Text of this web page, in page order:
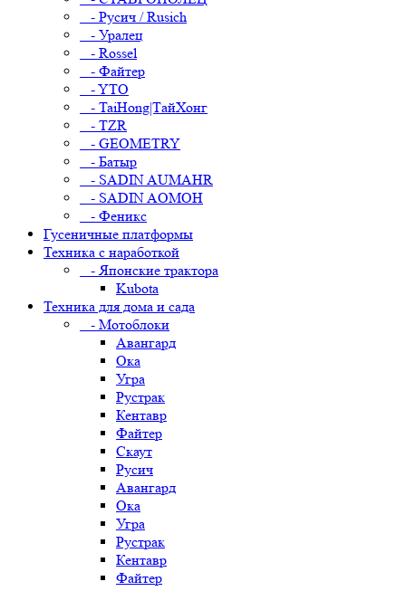
- Русич / Rusich
- Уралец
- Rossel
- Файтер
- YTO
- TaiHong|ТайХонг
- TZR
- GEOMETRY
- Батыр
- SADIN AUMAHR
- SADIN AOMOH
- Феникс
Гусеничные платформы
Техника с наработкой
- Японские трактора
Kubota
Техника для дома и сада
- Мотоблоки
Авангард
Ока
Угра
Рустрак
Кентавр
Файтер
Скаут
Русич
Авангард
Ока
Угра
Рустрак
Кентавр
Файтер